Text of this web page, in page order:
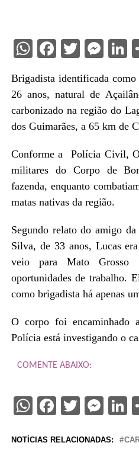
WhatsApp
Facebook
Twitter
Brigadista identificada
26 anos, natural de
carbonizado na região do
dos Guimarães, a 65 km de
Conforme a Polícia Civil,
militares do Corpo de
fazenda, enquanto
matas nativas da região.
Segundo relato do amigo
Silva, de 33 anos, Lucas
veio para Mato Grosso
oportunidades de trabalho.
como brigadista há apenas
O corpo foi
Polícia está investigando o
COMENTE ABAIXO:
WhatsApp
Facebook
Twitter
NOTÍCIAS RELACIONADAS: